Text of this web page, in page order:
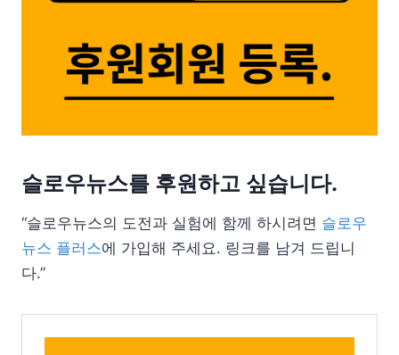
슬로우뉴스를 후원하고 싶습니다.
“슬로우뉴스의 도전과 실험에 함께 하시려면 슬로우
뉴스 플러스에 가입해 주세요. 링크를 남겨 드립니
다.”